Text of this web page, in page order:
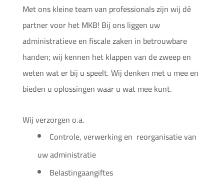
Met ons kleine team van professionals zijn wij dé
partner voor het MKB! Bij ons liggen uw
administratieve en fiscale zaken in betrouwbare
handen; wij kennen het klappen van de zweep en
weten wat er bij u speelt. Wij denken met u mee en
bieden u oplossingen waar u wat mee kunt.
Wij verzorgen o.a.
Controle, verwerking en reorganisatie van
uw administratie
Belastingaangiftes